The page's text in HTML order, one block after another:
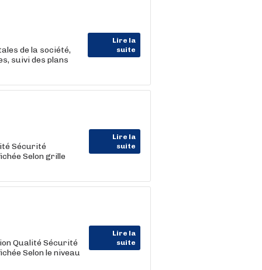
Lire la
suite
de la société,
suivi des plans
Lire la
suite
Sécurité
Selon grille
Lire la
suite
Qualité Sécurité
Selon le niveau